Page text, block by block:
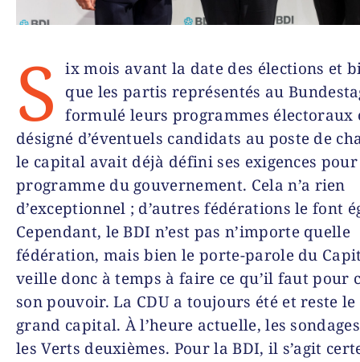
S ix mois avant la date des élections et
que les partis représentés au
formulé leurs programmes électoraux
désigné d’éventuels candidats au poste de
le capital avait déjà défini ses exigences
programme du gouvernement. Cela n’a rien
d’exceptionnel ; d’autres fédérations le font
Cependant, le BDI n’est pas n’importe quelle
fédération, mais bien le porte-parole du
veille donc à temps à faire ce qu’il faut pour
son pouvoir. La CDU a toujours été et reste
grand capital. À l’heure actuelle, les
les Verts deuxièmes. Pour la BDI, il s’agit